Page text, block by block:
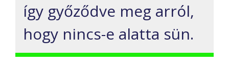
így győződve meg arról,
hogy nincs-e alatta sün.